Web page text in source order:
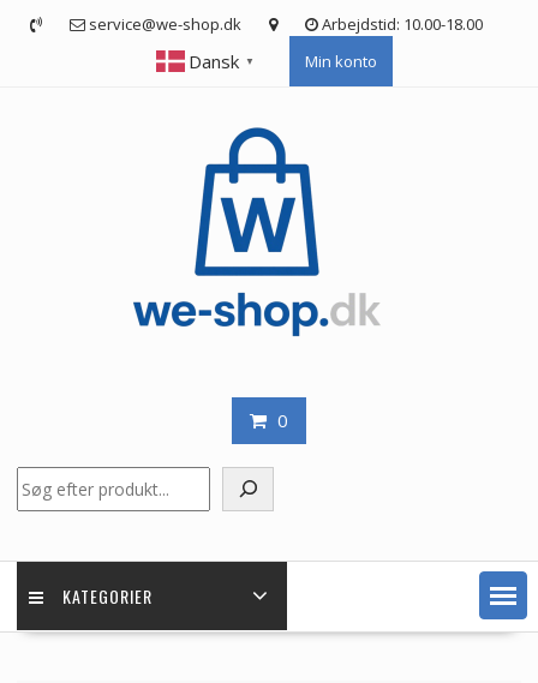
service@we-shop.dk Arbejdstid: 10.00-18.00
Dansk ▼ Min konto
0
KATEGORIER